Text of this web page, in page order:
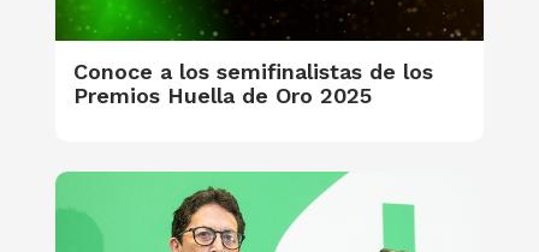
Conoce a los semifinalistas de los
Premios Huella de Oro 2025